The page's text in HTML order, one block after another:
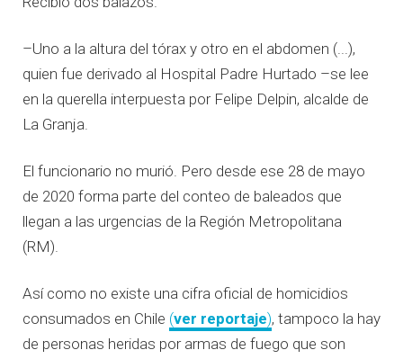
–Uno a la altura del tórax y otro en el abdomen (...),
quien fue derivado al Hospital Padre Hurtado –se lee
en la querella interpuesta por Felipe Delpin, alcalde de
La Granja.
El funcionario no murió. Pero desde ese 28 de mayo
de 2020 forma parte del conteo de baleados que
llegan a las urgencias de la Región Metropolitana
(RM).
Así como no existe una cifra oficial de homicidios
consumados en Chile (ver reportaje), tampoco la hay
de personas heridas por armas de fuego que son